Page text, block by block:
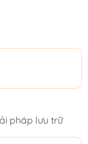
pháp lưu trữ